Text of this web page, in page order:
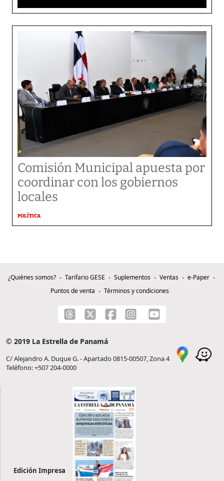
Comisión Municipal apuesta por
coordinar con los gobiernos
locales
POLÍTICA
¿Quiénes somos? Tarifario GESE Suplementos Ventas
e-Paper
Puntos de venta
Términos y condiciones
© 2019 La Estrella de Panamá
C/ Alejandro A. Duque G. - Apartado 0815-00507, Zona 4
Teléfono: +507 204-0000
Edición Impresa